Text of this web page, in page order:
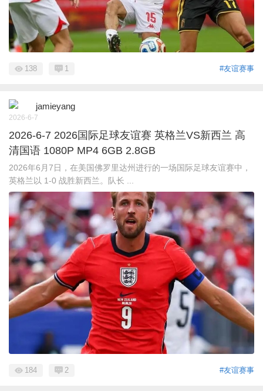
#友谊赛事
138 1
jamieyang
2026-6-7
2026-6-7 2026国际足球友谊赛 英格兰VS新西兰 高
清国语 1080P MP4 6GB 2.8GB
2026年6月7日，在美国佛罗里达州进行的一场国际足球友谊赛中，
英格兰以 1-0 战胜新西兰。队长 ...
#友谊赛事
184 2